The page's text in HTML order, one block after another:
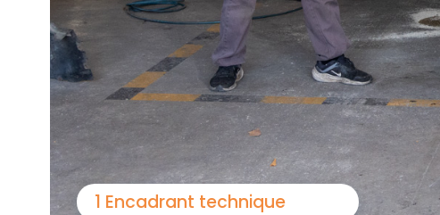
1 Encadrant technique